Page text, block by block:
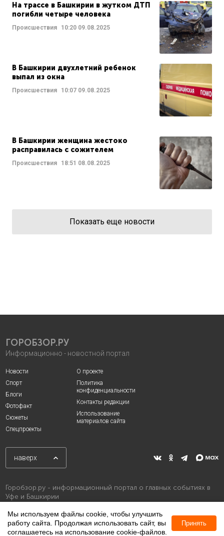
На трассе в Башкирии в жутком ДТП
погибли четыре человека
Происшествия 10:20 09.08.2025
В Башкирии двухлетний ребенок
выпал из окна
Происшествия 10:07 09.08.2025
В Башкирии женщина жестоко
расправилась с сожителем
Происшествия 18:51 08.08.2025
Показать еще новости
ГОРОБЗОР.РУ
Информационно - новостной портал
Новости
Спорт
Блоги
Фотофакт
Сюжеты
Спецпроекты
О проекте
Политика
конфиденциальности
Контакты редакции
Использование
материалов сайта
наверх
Горобзор.ру - информационный портал о главных событиях в
Уфе и Башкирии
Мы используем файлы cookie, чтобы улучшить
работу сайта. Продолжая использовать сайт, вы
соглашаетесь на использование cookie-файлов.
Принять